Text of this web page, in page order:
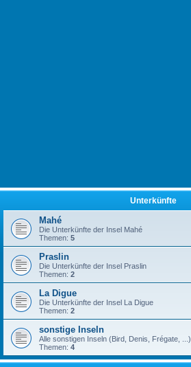
Unterkünfte
Mahé
Die Unterkünfte der Insel Mahé
Themen: 5
Praslin
Die Unterkünfte der Insel Praslin
Themen: 2
La Digue
Die Unterkünfte der Insel La Digue
Themen: 2
sonstige Inseln
Alle sonstigen Inseln (Bird, Denis, Frégate, ...)
Themen: 4